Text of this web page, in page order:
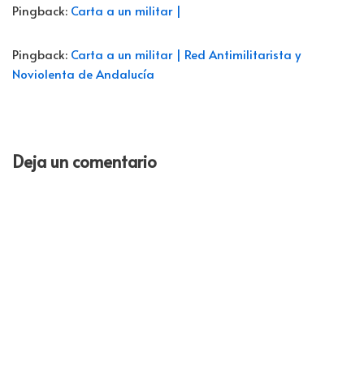
Pingback: Carta a un militar |
Pingback: Carta a un militar | Red Antimilitarista y
Noviolenta de Andalucía
Deja un comentario